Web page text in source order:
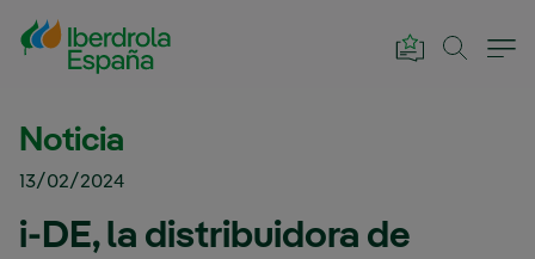
Saltar al contenido principal
Noticia
13/02/2024
i-DE, la distribuidora de